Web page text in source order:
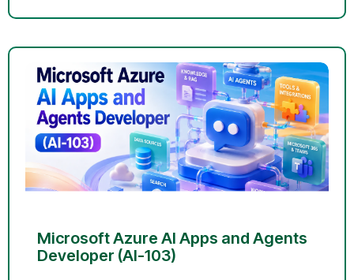
Microsoft Azure AI Apps and Agents
Developer (AI-103)